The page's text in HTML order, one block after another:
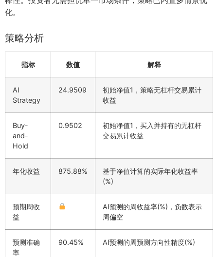
化。
策略分析
指标 数值 解释
AI
Strategy
24.9509
初始净值1，策略无杠杆交易累计
收益
Buy-
and-
Hold
0.9502
初始净值1，买入并持有的无杠杆
交易累计收益
年化收益 875.88%
基于净值计算的实际年化收益率
(%)
预期周收
益
AI预测的周收益率(%)，负数表示
周偏空
预测准确
率
90.45% AI预测的周预测方向性精度(%)